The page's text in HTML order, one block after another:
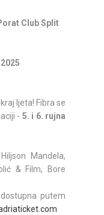
Club Split
ljeta! Fibra se
- 5. i 6. rujna
Mandela,
& Film, Bore
putem